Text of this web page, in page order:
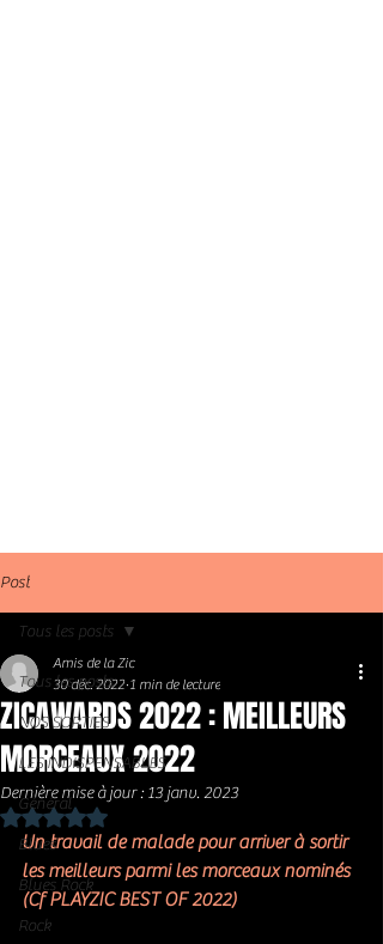
Post
Tous les posts
NOS SORTIES
LES INDISPENSABLES
Général
Blues
Blues Rock
Rock
Tous les posts
ZICAWARDS 2022 : MEILLEURS
MORCEAUX 2022
Amis de la Zic
30 déc. 2022 1 min de lecture
Dernière mise à jour :13 janv. 2023
Noté NaN étoiles sur 5.
Un travail de malade pour arriver à sortir
les meilleurs parmi les morceaux nominés
(Cf PLAYZIC BEST OF 2022)